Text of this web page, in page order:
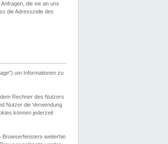
die sie an uns
die Adresszeile des
um Informationen zu
Rechner des Nutzers
Nutzer die Verwendung
können jederzeit
Browserfensters weiterhin